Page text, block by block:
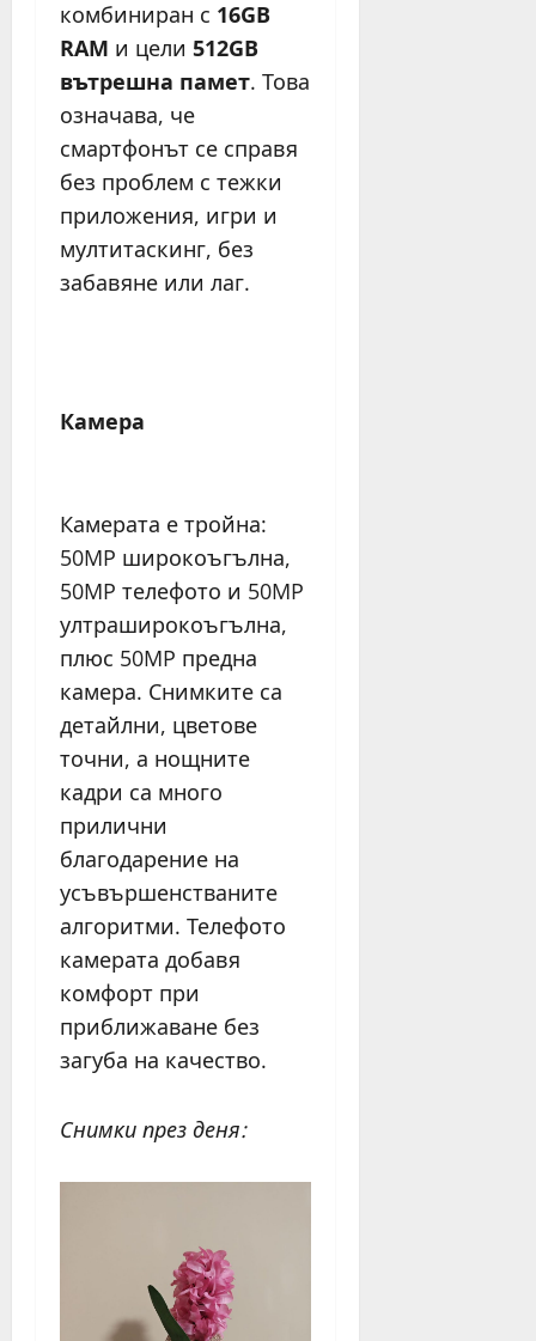
комбиниран с 16GB
RAM и цели 512GB
вътрешна памет. Това
означава, че
смартфонът се справя
без проблем с тежки
приложения, игри и
мултитаскинг, без
забавяне или лаг.
Камера
Камерата е тройна:
50MP широкоъгълна,
50MP телефото и 50MP
ултраширокоъгълна,
плюс 50MP предна
камера. Снимките са
детайлни, цветове
точни, а нощните
кадри са много
прилични
благодарение на
усъвършенстваните
алгоритми. Телефото
камерата добавя
комфорт при
приближаване без
загуба на качество.
Снимки през деня: